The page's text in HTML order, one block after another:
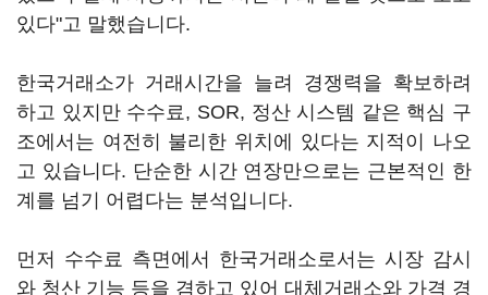
있다"고 말했습니다.
한국거래소가 거래시간을 늘려 경쟁력을 확보하려
하고 있지만 수수료, SOR, 정산 시스템 같은 핵심 구
조에서는 여전히 불리한 위치에 있다는 지적이 나오
고 있습니다. 단순한 시간 연장만으로는 근본적인 한
계를 넘기 어렵다는 분석입니다.
먼저 수수료 측면에서 한국거래소로서는 시장 감시
와 청산 기능 등을 겸하고 있어 대체거래소와 가격 경